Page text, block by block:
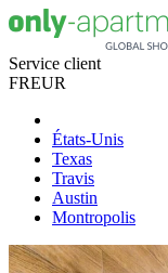
Service client
FREUR
États-Unis
Texas
Travis
Austin
Montropolis